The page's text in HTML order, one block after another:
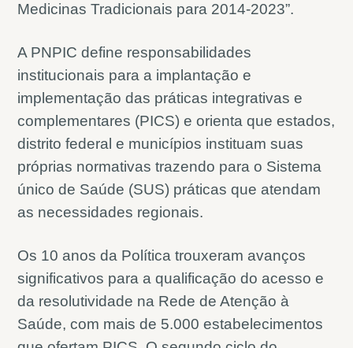
Medicinas Tradicionais para 2014-2023”.
A PNPIC define responsabilidades
institucionais para a implantação e
implementação das práticas integrativas e
complementares (PICS) e orienta que estados,
distrito federal e municípios instituam suas
próprias normativas trazendo para o Sistema
único de Saúde (SUS) práticas que atendam
as necessidades regionais.
Os 10 anos da Política trouxeram avanços
significativos para a qualificação do acesso e
da resolutividade na Rede de Atenção à
Saúde, com mais de 5.000 estabelecimentos